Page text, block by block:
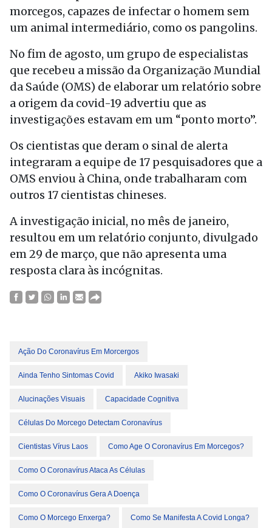
morcegos, capazes de infectar o homem sem
um animal intermediário, como os pangolins.
No fim de agosto, um grupo de especialistas
que recebeu a missão da Organização Mundial
da Saúde (OMS) de elaborar um relatório sobre
a origem da covid-19 advertiu que as
investigações estavam em um “ponto morto”.
Os cientistas que deram o sinal de alerta
integraram a equipe de 17 pesquisadores que a
OMS enviou à China, onde trabalharam com
outros 17 cientistas chineses.
A investigação inicial, no mês de janeiro,
resultou em um relatório conjunto, divulgado
em 29 de março, que não apresenta uma
resposta clara às incógnitas.
Ação Do Coronavírus Em Morcergos
Ainda Tenho Sintomas Covid Akiko Iwasaki
Alucinações Visuais Capacidade Cognitiva
Células Do Morcego Detectam Coronavírus
Cientistas Vírus Laos Como Age O Coronavírus Em Morcegos?
Como O Coronavírus Ataca As Células
Como O Coronavírus Gera A Doença
Como O Morcego Enxerga? Como Se Manifesta A Covid Longa?